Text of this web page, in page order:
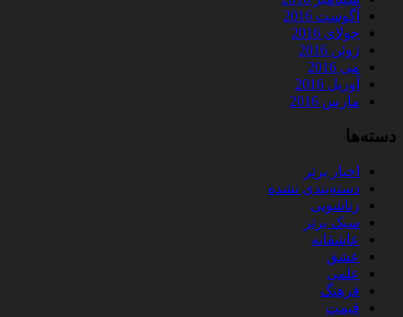
آگوست 2016
جولای 2016
ژوئن 2016
می 2016
آوریل 2016
مارس 2016
دسته‌ها
اخبار برتر
دسته‌بندی نشده
زناشویی
سبک برتر
عاشقانه
عشق
علمی
فرهنگ
قیمت